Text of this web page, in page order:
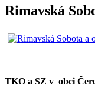
Rimavská
TKO a SZ v obci